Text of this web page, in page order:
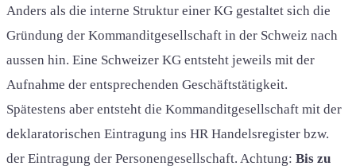
Anders als die interne Struktur einer KG gestaltet sich die
Gründung der Kommanditgesellschaft in der Schweiz nach
aussen hin. Eine Schweizer KG entsteht jeweils mit der
Aufnahme der entsprechenden Geschäftstätigkeit.
Spätestens aber entsteht die Kommanditgesellschaft mit der
deklaratorischen Eintragung ins HR Handelsregister bzw.
der Eintragung der Personengesellschaft. Achtung: Bis zu